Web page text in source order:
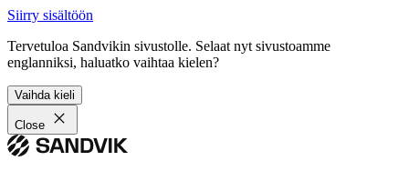
Siirry sisältöön
Tervetuloa Sandvikin sivustolle. Selaat nyt sivustoamme
englanniksi, haluatko vaihtaa kielen?
Vaihda kieli
Close